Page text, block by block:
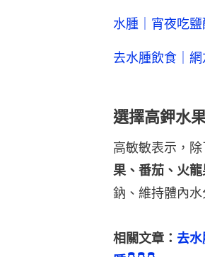
水腫｜宵夜吃
去水腫飲食｜
選擇高鉀水
高敏敏表示，
果、番茄、火龍
鈉、維持體內
相關文章： 去